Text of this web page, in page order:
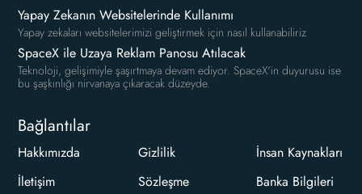
Yapay Zekanın Websitelerinde Kullanımı
Yapay zekaları websitelerimizi geliştirmek için nasıl kullanabiliriz
SpaceX ile Uzaya Reklam Panosu Atılacak
Teknoloji, gelişimiyle şaşırtmaya devam ediyor. SpaceX'in duyurusu ise
bu şaşkınlığı nirvanaya çıkaracak düzeyde.
Bağlantılar
Hakkımızda
İletişim
Gizlilik
Sözleşme
İnsan Kaynakları
Banka Bilgileri